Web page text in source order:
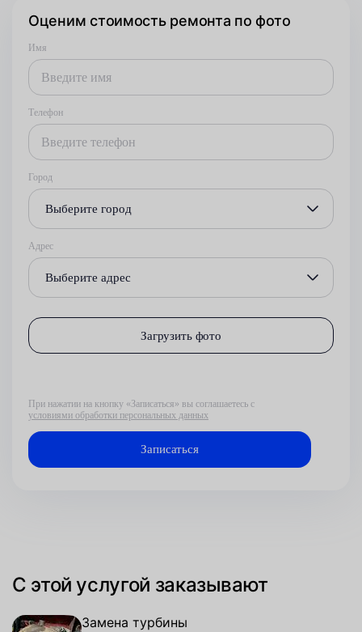
Оценим стоимость ремонта по фото
Имя
Телефон
Город
Выберите город
Адрес
Выберите адрес
Загрузить фото
При нажатии на кнопку «Записаться» вы соглашаетесь с
условиями обработки персональных данных
С этой услугой заказывают
Замена турбины